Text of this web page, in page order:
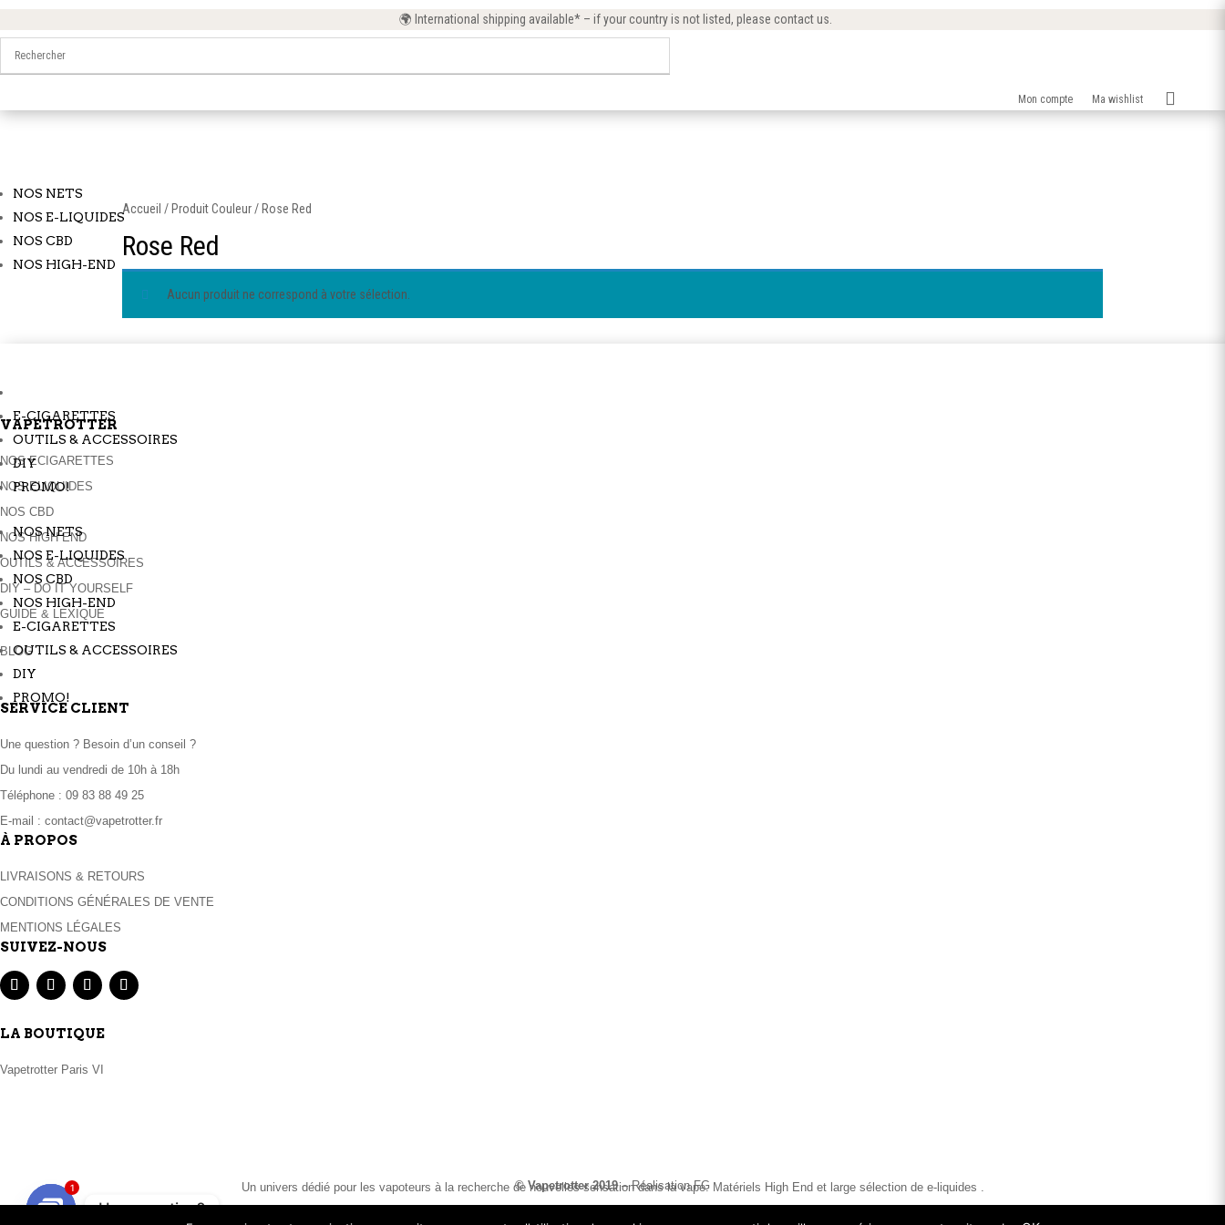
🌍 International shipping available* – if your country is not listed, please contact us.
Mon compte Ma wishlist 
NOS NETS
NOS E-LIQUIDES
NOS CBD
NOS HIGH-END
E-CIGARETTES
OUTILS & ACCESSOIRES
DIY
PROMO!
NOS NETS
NOS E-LIQUIDES
NOS CBD
NOS HIGH-END
E-CIGARETTES
OUTILS & ACCESSOIRES
DIY
PROMO!
Accueil / Produit Couleur / Rose Red
Rose Red
Aucun produit ne correspond à votre sélection.
VAPETROTTER
NOS ECIGARETTES
NOS ELIQUIDES
NOS CBD
NOS HIGH END
OUTILS & ACCESSOIRES
DIY – DO IT YOURSELF
GUIDE & LEXIQUE
BLOG
SERVICE CLIENT
Une question ? Besoin d’un conseil ?
Du lundi au vendredi de 10h à 18h
Téléphone : 09 83 88 49 25
E-mail : contact@vapetrotter.fr
À PROPOS
LIVRAISONS & RETOURS
CONDITIONS GÉNÉRALES DE VENTE
MENTIONS LÉGALES
SUIVEZ-NOUS
LA BOUTIQUE
Vapetrotter Paris VI
Un univers dédié pour les vapoteurs à la recherche de nouvelles sensation dans la vape. Matériels High End et large sélection de e-liquides .
© Vapetrotter 2019–Réalisation FG
Une question?
1